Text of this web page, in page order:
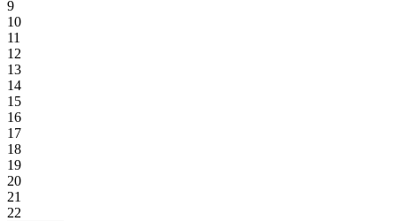
9
10
11
12
13
14
15
16
17
18
19
20
21
22